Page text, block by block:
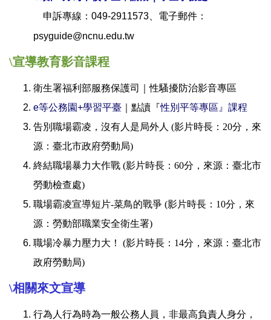
申訴專線：049-2911573、電子郵件：
psyguide@ncnu.edu.tw
\宣導教育影音課程
衛生署福利部服務保護司｜性騷擾防治影音專區
e等公務園+學習平臺 ｜點讀『性別平等專區』課程
告別職場霸凌，沒有人是局外人 (影片時長： 20分，來
源：臺北市政府勞動局)
終結職場暴力大作戰 (影片時長： 60分，來源：臺北市
勞動檢查處)
職場霸凌宣導短片-菜鳥的戰爭 (影片時長： 10分，來
源：勞動部職業安全衛生署)
職場冷暴力壓力大！
(影片時長： 14分，來源：臺北市
政府勞動局)
\相關來文宣導
行為人行為時為一般公務人員，非最高負責人身分，